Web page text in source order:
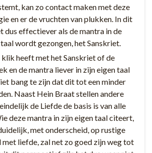
kan zo contact maken met deze
en er de vruchten van plukken. In dit
dus effectiever als de mantra in de
wordt gezongen, het Sanskriet.
heeft met het Sanskriet of de
en de mantra liever in zijn eigen taal
bang te zijn dat dit tot een minder
Naast Hein Braat stellen andere
de Liefde de basis is van alle
deze mantra in zijn eigen taal citeert,
met onderscheid, op rustige
met liefde, zal net zo goed zijn weg tot